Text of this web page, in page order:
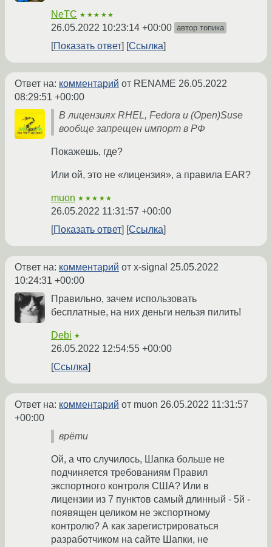
NeTC ★★★★★
26.05.2022 10:23:14 +00:00 автор топика
Показать ответ Ссылка
Ответ на: комментарий от RENAME 26.05.2022
08:29:51 +00:00
В лицензиях RHEL, Fedora и (Open)Suse
вообще запрещен импорт в РФ
Покажешь, где?
Или ой, это не «лицензия», а правила EAR?
muon ★★★★★
26.05.2022 11:31:57 +00:00
Показать ответ
Ссылка
Ответ на: комментарий от x-signal 25.05.2022
10:24:31 +00:00
Правильно, зачем использовать
бесплатные, на них деньги нельзя пилить!
Debi ★
26.05.2022 12:54:55 +00:00
Ссылка
Ответ на: комментарий от muon 26.05.2022 11:31:57
+00:00
врёти
Ой, а что случилось, Шапка больше не
подчиняется требованиям Правил
экспортного контроля США? Или в
лицензии из 7 пунктов самый длинный - 5й -
появящен целиком не экспортному
контролю? А как зарегистрироваться
разработчиком на сайте Шапки, не